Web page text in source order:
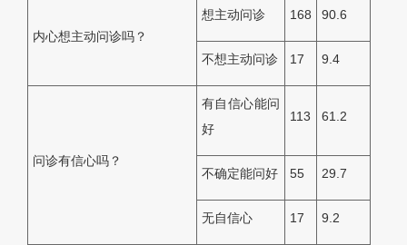
内心想主动问诊吗？
想主动问诊 168 90.6
不想主动问诊 17 9.4
问诊有信心吗？
有自信心能问
好
113 61.2
不确定能问好 55 29.7
无自信心 17 9.2